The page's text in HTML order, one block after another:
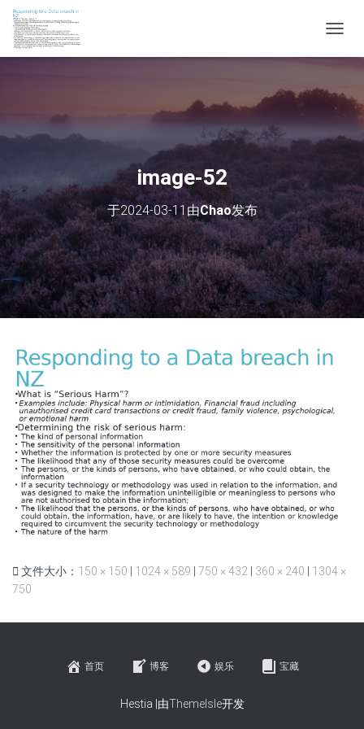
换
image-52
于2024-03-11 由Chao发布
文件大小： 150 × 150 1024 × 589 750 × 432 360 × 240
1304 ×
750
首页 博客 娱乐 宝藏
Hestia |由ThemeIsle开发